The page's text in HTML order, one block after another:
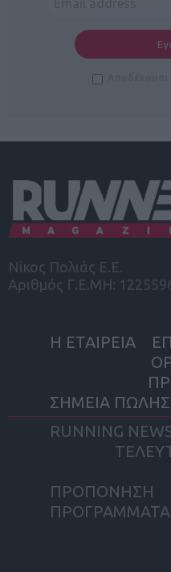
Νίκος Πολιάς Ε.Ε.
Αριθμός Γ.Ε.ΜΗ:
Η ΕΤΑΙΡΕΙΑ
ΣΗΜΕΙΑ
RUNNING
ΠΡΟΠΟΝΗΣΗ
ΠΡΟΓΡΑΜΜΑΤΑ